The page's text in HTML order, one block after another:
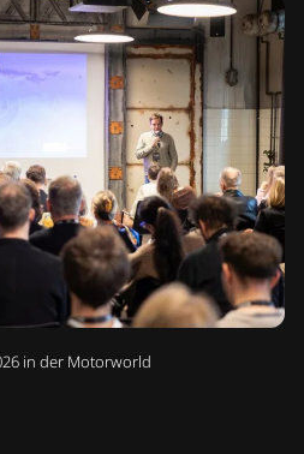
in der Motorworld